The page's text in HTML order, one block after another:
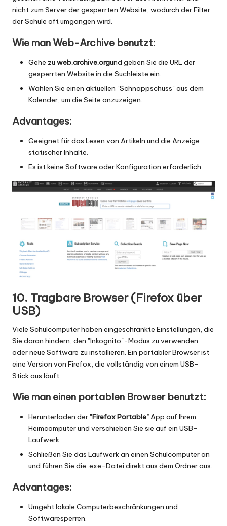
nicht zum Server der gesperrten Website, wodurch der Filter
der Schule oft umgangen wird.
Wie man Web-Archive benutzt:
Gehe zu web.archive.orgund geben Sie die URL der
gesperrten Website in die Suchleiste ein.
Wählen Sie einen aktuellen "Schnappschuss" aus dem
Kalender, um die Seite anzuzeigen.
Advantages:
Geeignet für das Lesen von Artikeln und die Anzeige
statischer Inhalte.
Es ist keine Software oder Konfiguration erforderlich.
10. Tragbare Browser (Firefox über
USB)
Viele Schulcomputer haben eingeschränkte Einstellungen, die
Sie daran hindern, den "Inkognito"-Modus zu verwenden
oder neue Software zu installieren. Ein portabler Browser ist
eine Version von Firefox, die vollständig von einem USB-
Stick aus läuft.
Wie man einen portablen Browser benutzt:
Herunterladen der "Firefox Portable"App auf Ihrem
Heimcomputer und verschieben Sie sie auf ein USB-
Laufwerk.
Schließen Sie das Laufwerk an einen Schulcomputer an
und führen Sie die .exe-Datei direkt aus dem Ordner aus.
Advantages:
Umgeht lokale Computerbeschränkungen und
Softwaresperren.